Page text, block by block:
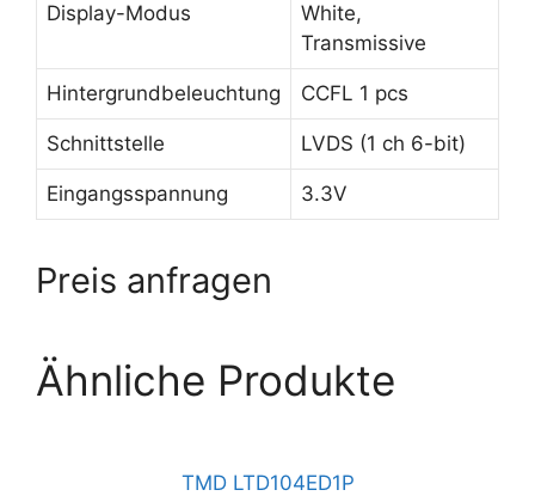
Display-Modus
White,
Transmissive
Hintergrundbeleuchtung CCFL 1 pcs
Schnittstelle LVDS (1 ch 6-bit)
Eingangsspannung 3.3V
Preis anfragen
Ähnliche Produkte
TMD LTD104ED1P